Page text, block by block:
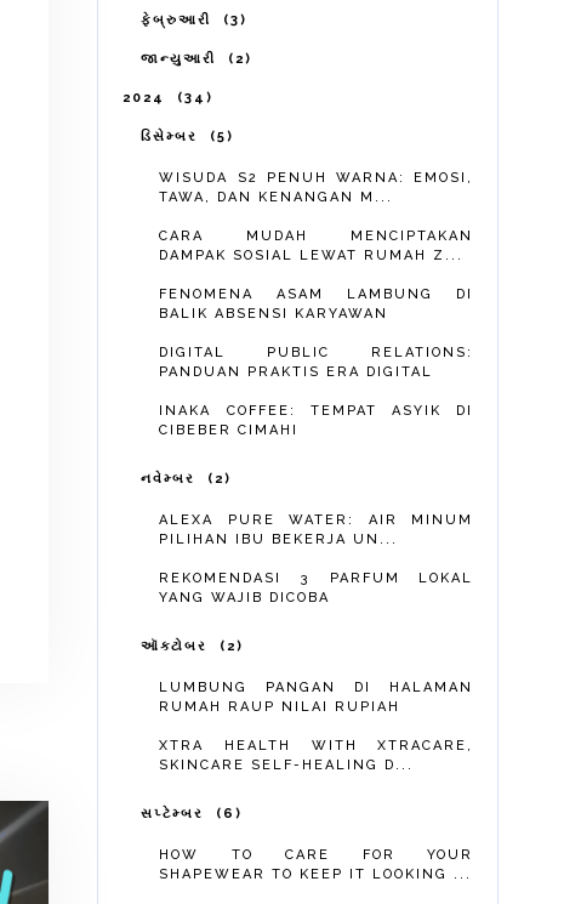
ફેબ્રુઆરી 3
જાન્યુઆરી 2
2024 34
ડિસેમ્બર 5
WISUDA S2 PENUH WARNA: EMOSI,
TAWA, DAN KENANGAN M...
CARA MUDAH MENCIPTAKAN
DAMPAK SOSIAL LEWAT RUMAH Z...
FENOMENA ASAM LAMBUNG DI
BALIK ABSENSI KARYAWAN
DIGITAL PUBLIC RELATIONS:
PANDUAN PRAKTIS ERA DIGITAL
INAKA COFFEE: TEMPAT ASYIK DI
CIBEBER CIMAHI
નવેમ્બર 2
ALEXA PURE WATER: AIR MINUM
PILIHAN IBU BEKERJA UN...
REKOMENDASI 3 PARFUM LOKAL
YANG WAJIB DICOBA
ઑક્ટોબર 2
LUMBUNG PANGAN DI HALAMAN
RUMAH RAUP NILAI RUPIAH
XTRA HEALTH WITH XTRACARE,
SKINCARE SELF-HEALING D...
સપ્ટેમ્બર 6
HOW TO CARE FOR YOUR
SHAPEWEAR TO KEEP IT LOOKING ...